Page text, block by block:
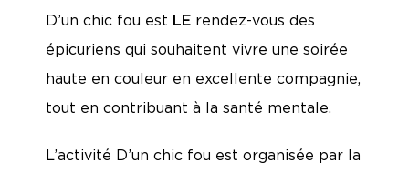
D’un chic fou est LE rendez-vous des
épicuriens qui souhaitent vivre une soirée
haute en couleur en excellente compagnie,
tout en contribuant à la santé mentale.
L’activité D’un chic fou est organisée par la